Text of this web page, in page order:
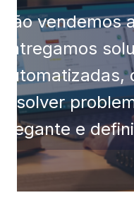
Não vendemos
Entregamos
resolver
elegante e